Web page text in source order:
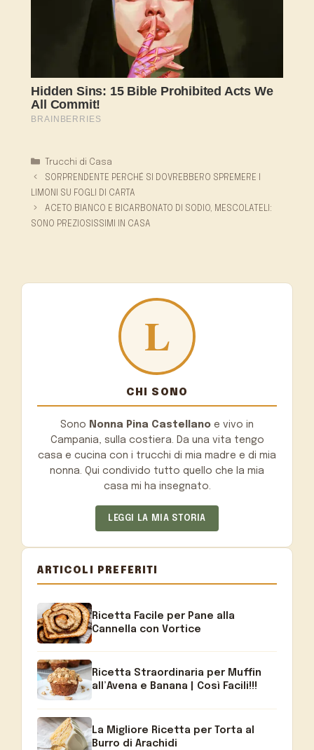
Categorie
Trucchi di Casa
SORPRENDENTE PERCHÉ SI DOVREBBERO SPREMERE I
LIMONI SU FOGLI DI CARTA
ACETO BIANCO E BICARBONATO DI SODIO, MESCOLATELI:
SONO PREZIOSISSIMI IN CASA
CHI SONO
Sono Nonna Pina Castellano e vivo in
Campania, sulla costiera. Da una vita tengo
casa e cucina con i trucchi di mia madre e di mia
nonna. Qui condivido tutto quello che la mia
casa mi ha insegnato.
LEGGI LA MIA STORIA
ARTICOLI PREFERITI
Ricetta Facile per Pane alla
Cannella con Vortice
Ricetta Straordinaria per Muffin
all’Avena e Banana | Così Facili!!!
La Migliore Ricetta per Torta al
Burro di Arachidi